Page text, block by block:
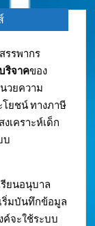
รรพากร
ริจาคของ
วยความ
ยชน์ ทางภาษี
เคราะห์เด็ก
บ
ยนอนุบาล
ริ่มบันทึกข้อมูล
ค์จะใช้ระบบ